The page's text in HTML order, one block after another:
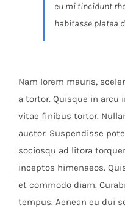
eu mi tincidunt
habitasse platea
Nam lorem mauris,
a tortor. Quisque in
vitae finibus tortor.
auctor. Suspendisse
sociosqu ad litora
inceptos himenaeos.
et commodo diam.
tempus. Aenean eu dui